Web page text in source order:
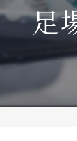
足